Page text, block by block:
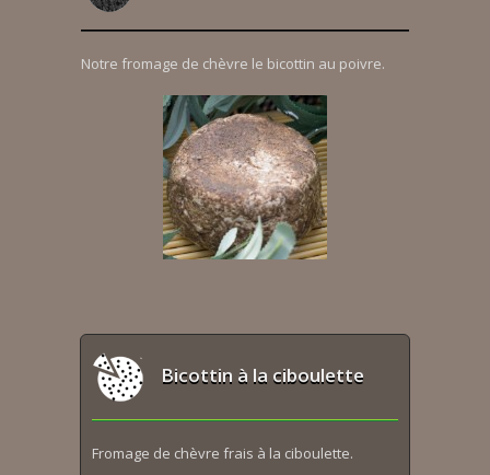
Notre fromage de chèvre le bicottin au poivre.
Bicottin à la ciboulette
Fromage de chèvre frais à la ciboulette.